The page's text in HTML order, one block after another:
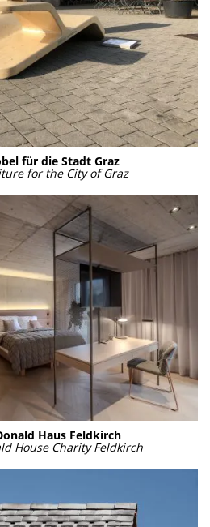
für die Stadt Graz
for the City of Graz
Haus Feld­kirch
House Cha­ri­ty Feld­kirch